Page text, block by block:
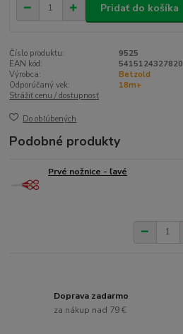
Pridať do košíka
Číslo produktu:
9525
EAN kód:
5415124327820
Výrobca:
Betzold
Odporúčaný vek:
18m+
Strážiť cenu / dostupnosť
Do obľúbených
Podobné produkty
Prvé nožnice - ľavé
Doprava zadarmo
za nákup nad 79 €